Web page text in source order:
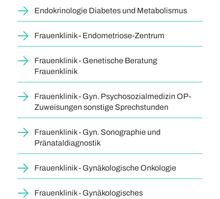
Endokrinologie Diabetes und Metabolismus
Frauenklinik - Endometriose-Zentrum
Frauenklinik - Genetische Beratung
Frauenklinik
Frauenklinik - Gyn. Psychosozialmedizin OP-
Zuweisungen sonstige Sprechstunden
Frauenklinik - Gyn. Sonographie und
Pränataldiagnostik
Frauenklinik - Gynäkologische Onkologie
Frauenklinik - Gynäkologisches